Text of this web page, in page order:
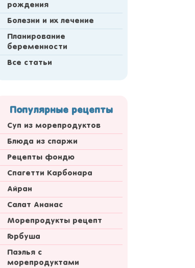
рождения
Болезни и их лечение
Планирование
беременности
Все статьи
Популярные рецепты
Суп из морепродуктов
Блюда из спаржи
Рецепты фондю
Спагетти Карбонара
Айран
Салат Ананас
Морепродукты рецепт
Горбуша
Паэлья с
морепродуктами